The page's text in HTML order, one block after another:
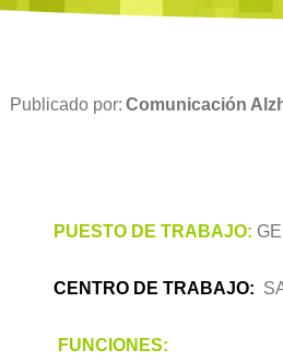
Publicado por: Comunicación
PUESTO DE TRABAJO:
CENTRO DE TRABAJO:
FUNCIONES: